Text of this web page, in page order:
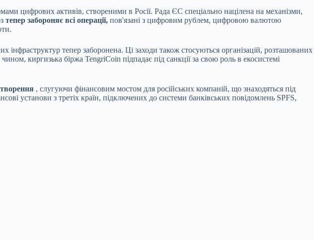
цифрових активів, створеними в Росії. Рада ЄС спеціально націлена на механізми,
тепер забороняє всі операції, пов'язані з цифровим рублем, цифровою валютою
інфраструктур тепер заборонена. Ці заходи також стосуються організацій, розташованих
киргизька біржа TengriCoin підпадає під санкції за свою роль в екосистемі
, слугуючи фінансовим мостом для російських компаній, що знаходяться під
установи з третіх країн, підключених до системи банківських повідомлень SPFS,